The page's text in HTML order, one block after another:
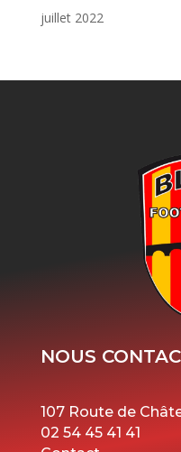
juillet 2022
NOUS
107 Route de
02 54 45 41 41